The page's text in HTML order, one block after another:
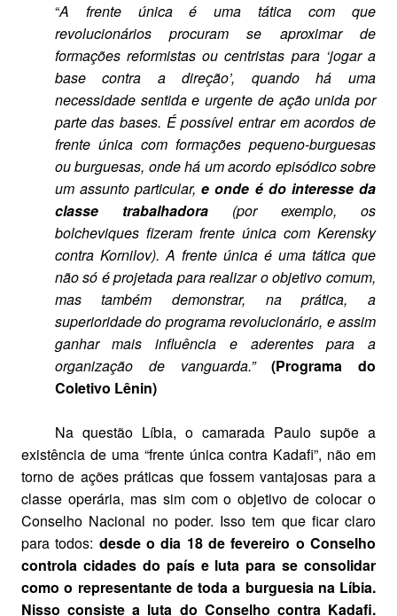
“A frente única é uma tática com que
revolucionários procuram se aproximar de
formações reformistas ou centristas para ‘jogar a
base contra a direção’, quando há uma
necessidade sentida e urgente de ação unida por
parte das bases. É possível entrar em acordos de
frente única com formações pequeno-burguesas
ou burguesas, onde há um acordo episódico sobre
um assunto particular,e onde é do interesse da
classe trabalhadora(por exemplo, os
bolcheviques fizeram frente única com Kerensky
contra Kornilov). A frente única é uma tática que
não só é projetada para realizar o objetivo comum,
mas também demonstrar, na prática, a
superioridade do programa revolucionário, e assim
ganhar mais influência e aderentes para a
organização de vanguarda.” (Programa do
Coletivo Lênin)
Na questão Líbia, o camarada Paulo supõe a
existência de uma “frente única contra Kadafi”, não em
torno de ações práticas que fossem vantajosas para a
classe operária, mas sim com o objetivo de colocar o
Conselho Nacional no poder. Isso tem que ficar claro
para todos: desde o dia 18 de fevereiro o Conselho
controla cidades do país e luta para se consolidar
como o representante de toda a burguesia na Líbia.
Nisso consiste a luta do Conselho contra Kadafi.